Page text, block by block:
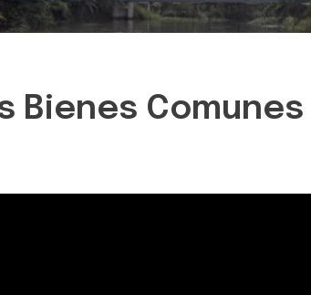
Bienes Comunes